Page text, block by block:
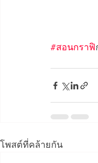
#สอนกราฟ
โพสต์ที่คล้ายกัน